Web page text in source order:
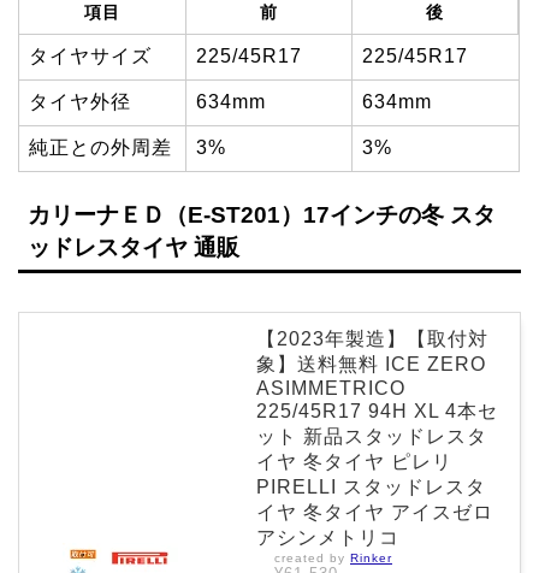
項目 前 後
タイヤサイズ 225/45R17 225/45R17
タイヤ外径 634mm 634mm
純正との外周差 3% 3%
カリーナＥＤ（E-ST201）17インチの冬 スタ
ッドレスタイヤ 通販
【2023年製造】【取付対
象】送料無料 ICE ZERO
ASIMMETRICO
225/45R17 94H XL 4本セ
ット 新品スタッドレスタ
イヤ 冬タイヤ ピレリ
PIRELLI スタッドレスタ
イヤ 冬タイヤ アイスゼロ
アシンメトリコ
created by Rinker